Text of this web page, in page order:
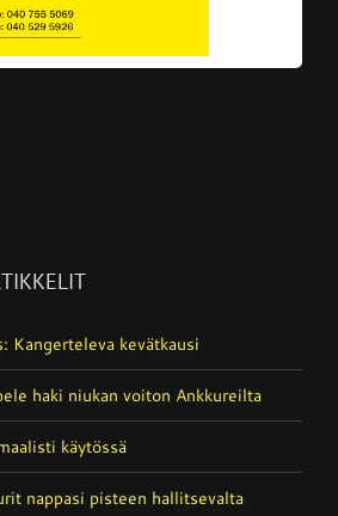
Kangerteleva kevätkausi
haki niukan voiton Ankkureilta
käytössä
nappasi pisteen hallitsevalta